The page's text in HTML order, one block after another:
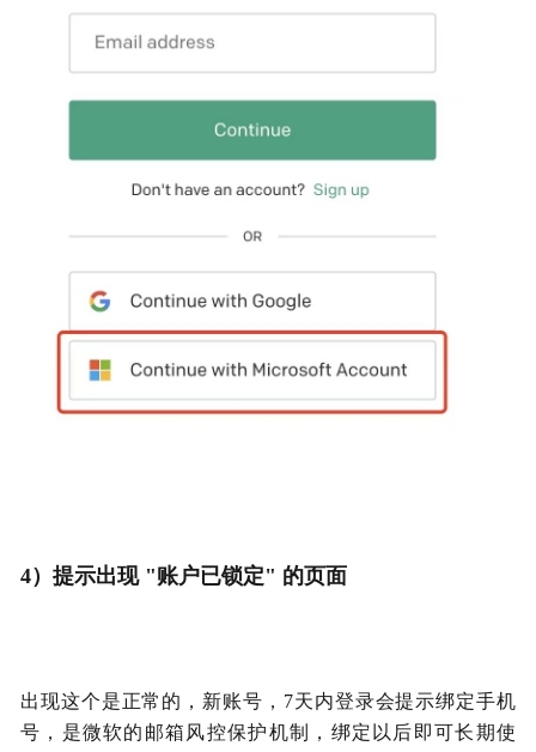
4）提示出现 "账户已锁定" 的页面
出现这个是正常的，新账号，7天内登录会提示绑定手机
号，是微软的邮箱风控保护机制，绑定以后即可长期使